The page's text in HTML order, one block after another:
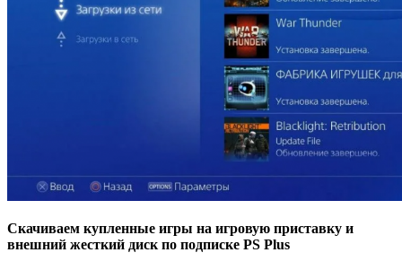
Скачиваем купленные игры на игровую приставку и
внешний жесткий диск по подписке PS Plus